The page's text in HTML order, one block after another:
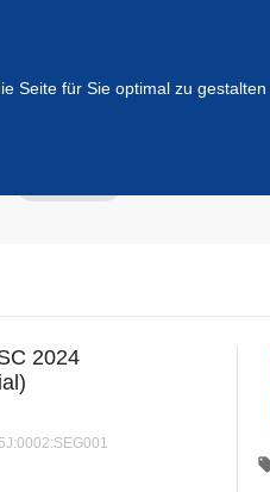
2024
Seite für Sie optimal zu